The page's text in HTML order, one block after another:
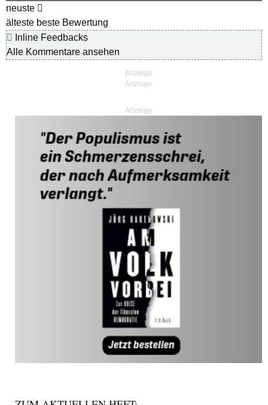
neuste
älteste beste Bewertung
Inline Feedbacks
Alle Kommentare ansehen
Anzeige